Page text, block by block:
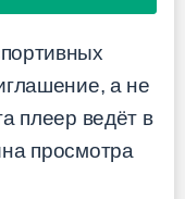
а не
плеер ведёт в
просмотра